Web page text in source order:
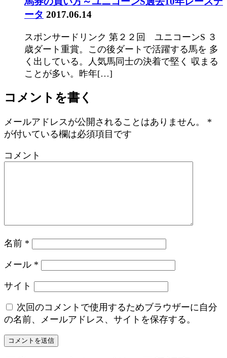
ータ 2017.06.14
スポンサードリンク 第２２回 ユニコーンS ３
歳ダート重賞。この後ダートで活躍する馬を 多
く出している。人気馬同士の決着で堅く 収まる
ことが多い。昨年[…]
コメントを書く
メールアドレスが公開されることはありません。
*
が付いている欄は必須項目です
コメント
名前 *
メール *
サイト
次回のコメントで使用するためブラウザーに自分
の名前、メールアドレス、サイトを保存する。